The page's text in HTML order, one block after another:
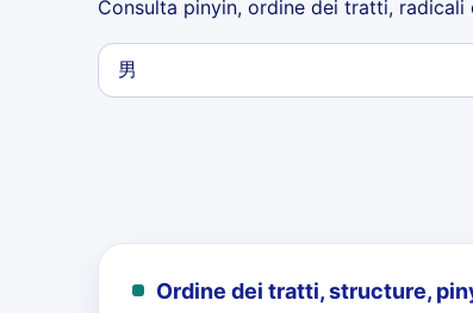
Consulta pinyin, ordine dei tratti,
Ordine dei tratti, structure,